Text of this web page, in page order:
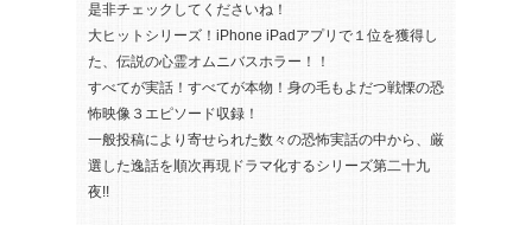
是非チェックしてくださいね！
大ヒットシリーズ！iPhone iPadアプリで１位を獲得し
た、伝説の心霊オムニバスホラー！！
すべてが実話！すべてが本物！身の毛もよだつ戦慄の恐
怖映像３エピソード収録！
一般投稿により寄せられた数々の恐怖実話の中から、厳
選した逸話を順次再現ドラマ化するシリーズ第二十九
夜!!